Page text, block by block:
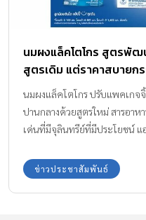
นมผงแล็คโตโกร สูตรพัฒ
สูตรเดิม แต่ราคาสบายกร
นมผงแล็คโตโกร ปรับแพคเกจ
ปานกลางด้วยสูตรใหม่ สารอาห
เด่นที่มีจุลินทรีย์ที่มีประโยชน์
ปัญหาที่สร้างความกังวลใจให้
ปัญหาเรื่องการขับถ่ายทีไร คนเ
ข่าวประชาสัมพันธ์